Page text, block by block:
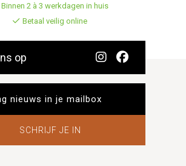
Binnen 2 à 3 werkdagen in huis
Betaal veilig online
op
SCHRIJF JE IN